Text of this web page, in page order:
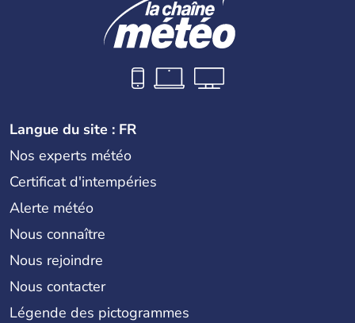
Langue du site : FR
Nos experts météo
Certificat d'intempéries
Alerte météo
Nous connaître
Nous rejoindre
Nous contacter
Légende des pictogrammes